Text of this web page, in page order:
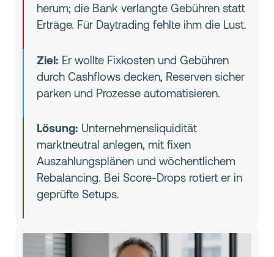
herum; die Bank verlangte Gebühren statt
Erträge. Für Daytrading fehlte ihm die Lust.
Ziel: Er wollte Fixkosten und Gebühren
durch Cashflows decken, Reserven sicher
parken und Prozesse automatisieren.
Lösung: Unternehmensliquidität
marktneutral anlegen, mit fixen
Auszahlungsplänen und wöchentlichem
Rebalancing. Bei Score-Drops rotiert er in
geprüfte Setups.